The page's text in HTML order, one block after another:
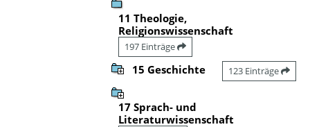
11 Theologie,
Religionswissenschaft
197 Einträge
15 Geschichte 123 Einträge
17 Sprach- und
Literaturwissenschaft